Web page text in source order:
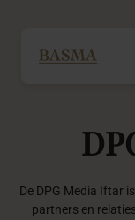
Zakelijk
Decoratie
De DPG Media Iftar
partners en